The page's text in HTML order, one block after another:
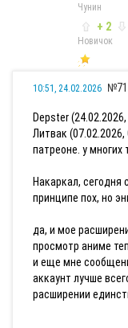
Чунин
+ 2
Новичок
10:51, 24.02.2026 №71
Depster
Литвак
патреоне. у многих
Накаркал, сегодня
принципе пох, но
да, и мое
просмотр аниме
и еще мне
аккаунт лучше
расширении